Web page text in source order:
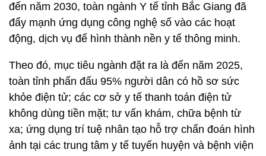
đến năm 2030, toàn ngành Y tế tỉnh Bắc Giang đã
đẩy mạnh ứng dụng công nghệ số vào các hoạt
động, dịch vụ để hình thành nền y tế thông minh.
Theo đó, mục tiêu ngành đặt ra là đến năm 2025,
toàn tỉnh phấn đấu 95% người dân có hồ sơ sức
khỏe điện tử; các cơ sở y tế thanh toán điện tử
không dùng tiền mặt; tư vấn khám, chữa bệnh từ
xa; ứng dụng trí tuệ nhân tạo hỗ trợ chẩn đoán hình
ảnh tại các trung tâm y tế tuyến huyện và bệnh viện